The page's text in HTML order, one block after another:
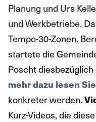
Planung und Urs
und Werkbetriebe.
Tempo-30-Zonen.
startete die
Poscht
mehr dazu lesen
konkreter werden.
Kurz-Videos, die